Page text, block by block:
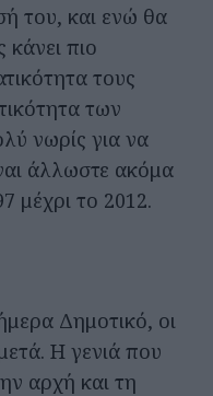
του, και ενώ θα
κάνει πιο
τους
των
νωρίς για να
άλλωστε ακόμα
μέχρι το 2012.
Δημοτικό, οι
Η γενιά που
αρχή και τη